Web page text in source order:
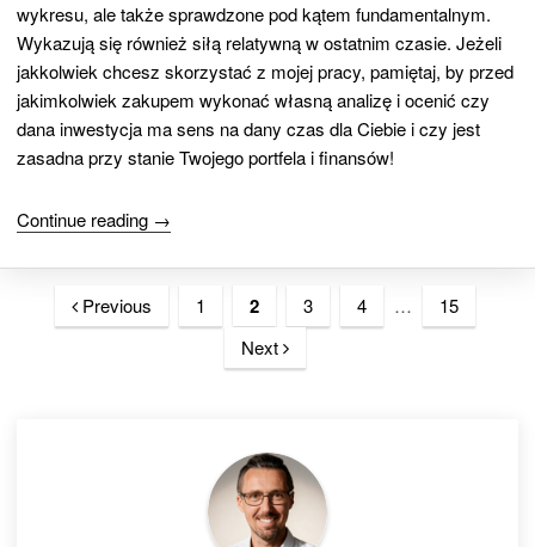
wykresu, ale także sprawdzone pod kątem fundamentalnym.
Wykazują się również siłą relatywną w ostatnim czasie. Jeżeli
jakkolwiek chcesz skorzystać z mojej pracy, pamiętaj, by przed
jakimkolwiek zakupem wykonać własną analizę i ocenić czy
dana inwestycja ma sens na dany czas dla Ciebie i czy jest
zasadna przy stanie Twojego portfela i finansów!
Continue reading →
Previous 1 2 3 4 …
15
Next